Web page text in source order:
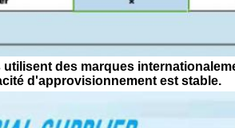
utilisent des marques
d'approvisionnement est stable.